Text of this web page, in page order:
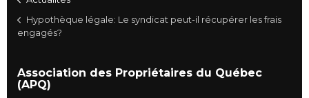
Hypothèque légale: Le syndicat peut-il récupérer les frais
engagés?
Association des Propriétaires du Québec
(APQ)